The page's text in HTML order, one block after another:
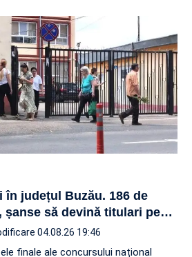
județul Buzău. 186 de
șanse să devină titulari pe…
04.08.26 19:46
finale ale concursului național